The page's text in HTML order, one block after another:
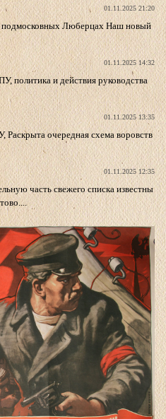
01.11.2025 21:20
подмосковных Люберцах Наш новый
01.11.2025 14:32
политика и действия руководства
01.11.2025 13:35
очередная схема воровств
01.11.2025 12:35
часть свежего списка известны